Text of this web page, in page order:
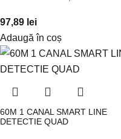
97,89 lei
Adaugă în coș
60M 1 CANAL SMART LINE
DETECTIE QUAD